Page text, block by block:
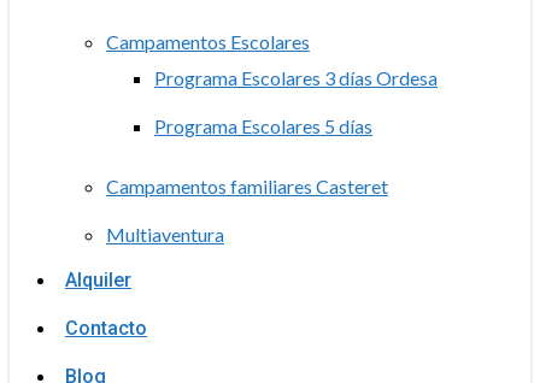
Campamentos Escolares
Programa Escolares 3 días Ordesa
Programa Escolares 5 días
Campamentos familiares Casteret
Multiaventura
Alquiler
Contacto
Blog